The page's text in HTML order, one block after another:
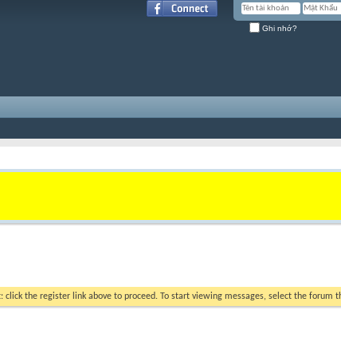
Ghi nhớ?
click the register link above to proceed. To start viewing messages, select the